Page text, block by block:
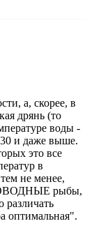
а, скорее, в
дрянь (то
воды -
30 и даже выше.
это все
в
не менее,
рыбы,
различать
оптимальная".